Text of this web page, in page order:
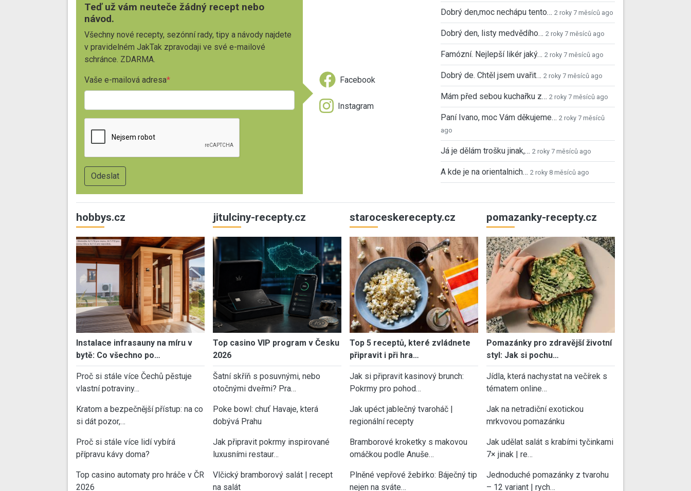
Teď už vám neuteče žádný recept nebo
návod.
Všechny nové recepty, sezónní rady, tipy a návody najdete
v pravidelném JakTak zpravodaji ve své e-mailové
schránce. ZDARMA.
Vaše e-mailová adresa Facebook
Instagram
Dobrý den,moc nechápu tento… 2 roky 7 měsíců ago
Dobrý den, listy medvědího… 2 roky 7 měsíců ago
Famózní. Nejlepší likér jaký… 2 roky 7 měsíců ago
Dobrý de. Chtěl jsem uvařit… 2 roky 7 měsíců ago
Mám před sebou kuchařku z… 2 roky 7 měsíců ago
Paní Ivano, moc Vám děkujeme… 2 roky 7 měsíců
ago
Já je dělám trošku jinak,… 2 roky 7 měsíců ago
A kde je na orientalnich… 2 roky 8 měsíců ago
hobbys.cz
Instalace infrasauny na míru v
bytě: Co všechno po…
Proč si stále více Čechů pěstuje
vlastní potraviny…
Kratom a bezpečnější přístup: na co
si dát pozor,…
Proč si stále více lidí vybírá
přípravu kávy doma?
Top casino automaty pro hráče v ČR
2026
jitulciny-recepty.cz
Top casino VIP program v Česku
2026
Šatní skříň s posuvnými, nebo
otočnými dveřmi? Pra…
Poke bowl: chuť Havaje, která
dobývá Prahu
Jak připravit pokrmy inspirované
luxusními restaur…
Vlčický bramborový salát | recept
na salát
staroceskerecepty.cz
Top 5 receptů, které zvládnete
připravit i při hra…
Jak si připravit kasinový brunch:
Pokrmy pro pohod…
Jak upéct jablečný tvaroháč |
regionální recepty
Bramborové kroketky s makovou
omáčkou podle Anuše…
Plněné vepřové žebírko: Báječný tip
nejen na sváte…
pomazanky-recepty.cz
Pomazánky pro zdravější životní
styl: Jak si pochu…
Jídla, která nachystat na večírek s
tématem online…
Jak na netradiční exotickou
mrkvovou pomazánku
Jak udělat salát s krabími tyčinkami
7× jinak | re…
Jednoduché pomazánky z tvarohu
– 12 variant | rych…